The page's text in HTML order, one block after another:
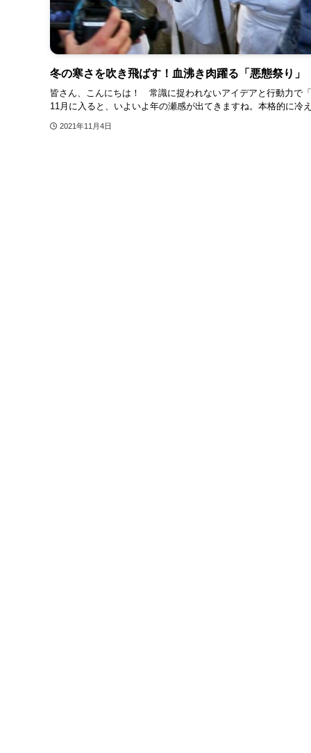
冬の寒さを吹き飛ばす！血沸き肉躍る「悪態祭り」
皆さん、こんにちは！ 常識に捉われないアイデアと行動力で
11月に入ると、いよいよ年の瀬感が出てきますね。本格的に
2021年11月4日